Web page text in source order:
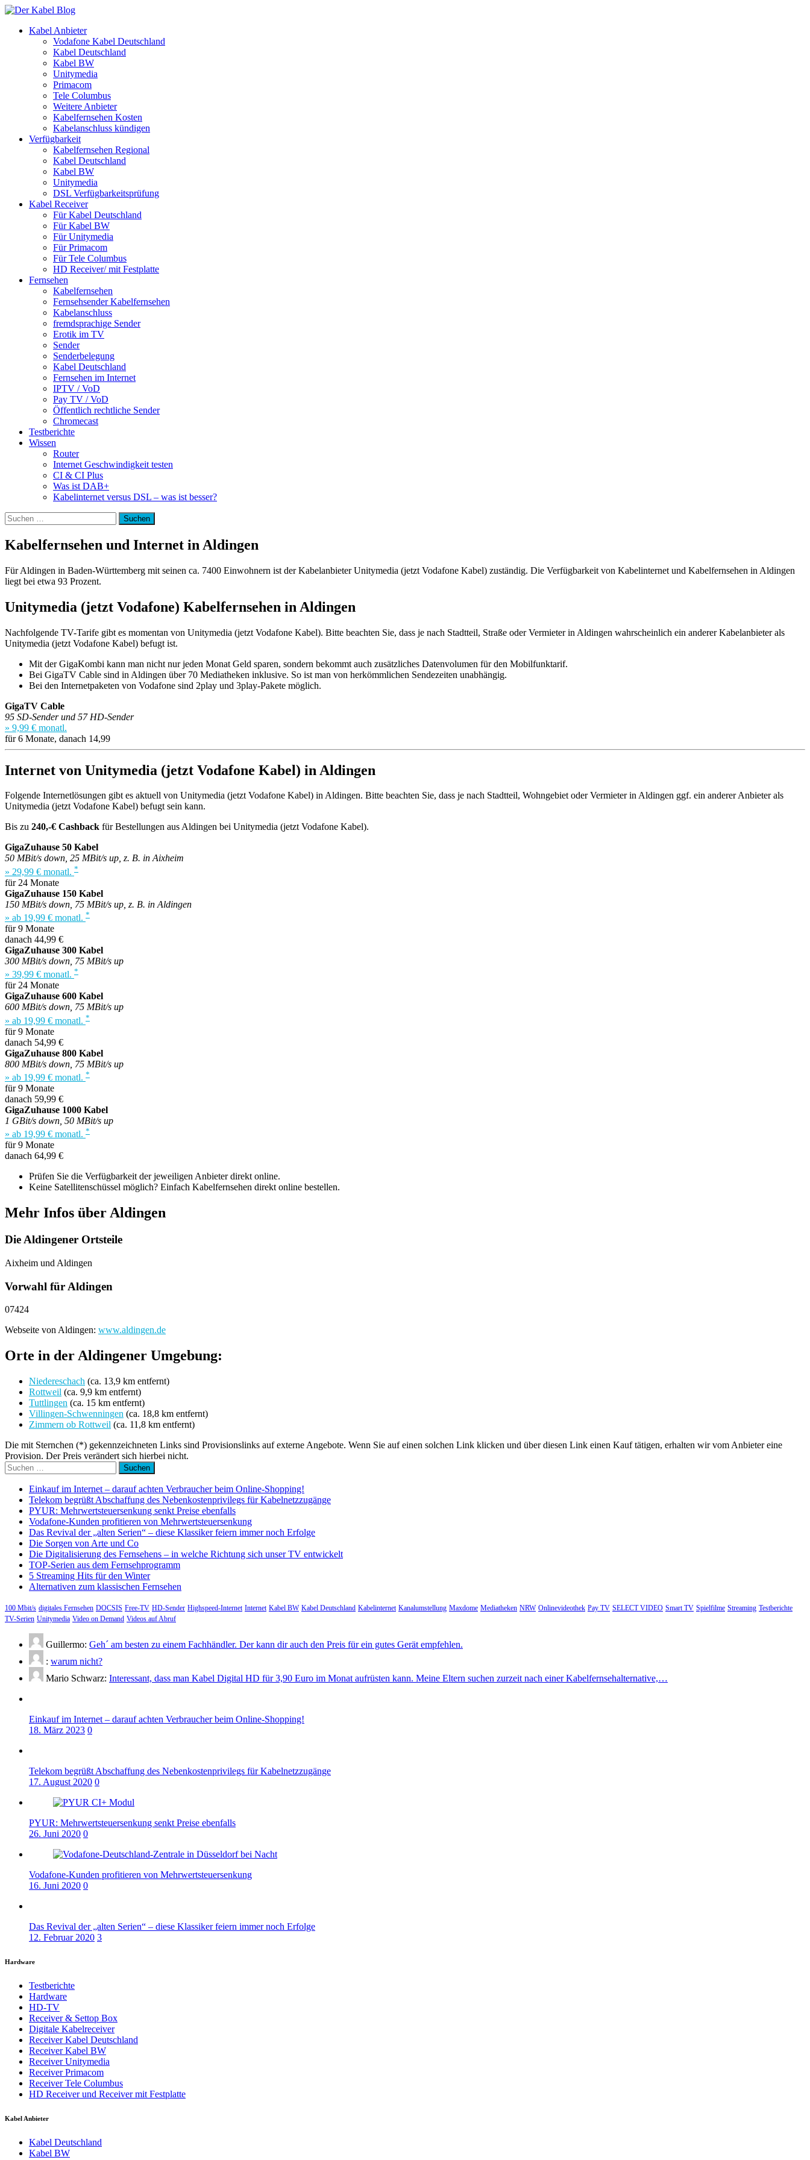
Kabel Anbieter
Vodafone Kabel Deutschland
Kabel Deutschland
Kabel BW
Unitymedia
Primacom
Tele Columbus
Weitere Anbieter
Kabelfernsehen Kosten
Kabelanschluss kündigen
Verfügbarkeit
Kabelfernsehen Regional
Kabel Deutschland
Kabel BW
Unitymedia
DSL Verfügbarkeitsprüfung
Kabel Receiver
Für Kabel Deutschland
Für Kabel BW
Für Unitymedia
Für Primacom
Für Tele Columbus
HD Receiver/ mit Festplatte
Fernsehen
Kabelfernsehen
Fernsehsender Kabelfernsehen
Kabelanschluss
fremdsprachige Sender
Erotik im TV
Sender
Senderbelegung
Kabel Deutschland
Fernsehen im Internet
IPTV / VoD
Pay TV / VoD
Öffentlich rechtliche Sender
Chromecast
Testberichte
Wissen
Router
Internet Geschwindigkeit testen
CI & CI Plus
Was ist DAB+
Kabelinternet versus DSL – was ist besser?
Suchen
nach:
Kabelfernsehen und Internet in Aldingen
Für Aldingen in Baden-Württemberg mit seinen ca. 7400 Einwohnern ist der Kabelanbieter Unitymedia (jetzt Vodafone Kabel) zuständig. Die Verfügbarkeit von Kabelinternet und Kabelfernsehen in Aldingen
liegt bei etwa 93 Prozent.
Unitymedia (jetzt Vodafone) Kabelfernsehen in Aldingen
Nachfolgende TV-Tarife gibt es momentan von Unitymedia (jetzt Vodafone Kabel). Bitte beachten Sie, dass je nach Stadtteil, Straße oder Vermieter in Aldingen wahrscheinlich ein anderer Kabelanbieter als
Unitymedia (jetzt Vodafone Kabel) befugt ist.
Mit der GigaKombi kann man nicht nur jeden Monat Geld sparen, sondern bekommt auch zusätzliches Datenvolumen für den Mobilfunktarif.
Bei GigaTV Cable sind in Aldingen über 70 Mediatheken inklusive. So ist man von herkömmlichen Sendezeiten unabhängig.
Bei den Internetpaketen von Vodafone sind 2play und 3play-Pakete möglich.
GigaTV Cable
95 SD-Sender und 57 HD-Sender
» 9,99 € monatl.
für 6 Monate, danach 14,99
Internet von Unitymedia (jetzt Vodafone Kabel) in Aldingen
Folgende Internetlösungen gibt es aktuell von Unitymedia (jetzt Vodafone Kabel) in Aldingen. Bitte beachten Sie, dass je nach Stadtteil, Wohngebiet oder Vermieter in Aldingen ggf. ein anderer Anbieter als
Unitymedia (jetzt Vodafone Kabel) befugt sein kann.
Bis zu 240,-€ Cashback für Bestellungen aus Aldingen bei Unitymedia (jetzt Vodafone Kabel).
GigaZuhause 50 Kabel
50 MBit/s down, 25 MBit/s up, z. B. in Aixheim
» 29,99 € monatl. *
für 24 Monate
GigaZuhause 150 Kabel
150 MBit/s down, 75 MBit/s up, z. B. in Aldingen
» ab 19,99 € monatl. *
für 9 Monate
danach 44,99 €
GigaZuhause 300 Kabel
300 MBit/s down, 75 MBit/s up
» 39,99 € monatl. *
für 24 Monate
GigaZuhause 600 Kabel
600 MBit/s down, 75 MBit/s up
» ab 19,99 € monatl. *
für 9 Monate
danach 54,99 €
GigaZuhause 800 Kabel
800 MBit/s down, 75 MBit/s up
» ab 19,99 € monatl. *
für 9 Monate
danach 59,99 €
GigaZuhause 1000 Kabel
1 GBit/s down, 50 MBit/s up
» ab 19,99 € monatl. *
für 9 Monate
danach 64,99 €
Prüfen Sie die Verfügbarkeit der jeweiligen Anbieter direkt online.
Keine Satellitenschüssel möglich? Einfach Kabelfernsehen direkt online bestellen.
Mehr Infos über Aldingen
Die Aldingener Ortsteile
Aixheim und Aldingen
Vorwahl für Aldingen
07424
Webseite von Aldingen: www.aldingen.de
Orte in der Aldingener Umgebung:
Niedereschach (ca. 13,9 km entfernt)
Rottweil (ca. 9,9 km entfernt)
Tuttlingen (ca. 15 km entfernt)
Villingen-Schwenningen (ca. 18,8 km entfernt)
Zimmern ob Rottweil (ca. 11,8 km entfernt)
Die mit Sternchen (*) gekennzeichneten Links sind Provisionslinks auf externe Angebote. Wenn Sie auf einen solchen Link klicken und über diesen Link einen Kauf tätigen, erhalten wir vom Anbieter eine
Provision. Der Preis verändert sich hierbei nicht.
Suchen
nach:
Einkauf im Internet – darauf achten Verbraucher beim Online-Shopping!
Telekom begrüßt Abschaffung des Nebenkostenprivilegs für Kabelnetzzugänge
PYUR: Mehrwertsteuersenkung senkt Preise ebenfalls
Vodafone-Kunden profitieren von Mehrwertsteuersenkung
Das Revival der „alten Serien“ – diese Klassiker feiern immer noch Erfolge
Die Sorgen von Arte und Co
Die Digitalisierung des Fernsehens – in welche Richtung sich unser TV entwickelt
TOP-Serien aus dem Fernsehprogramm
5 Streaming Hits für den Winter
Alternativen zum klassischen Fernsehen
100 Mbit/s digitales Fernsehen DOCSIS Free-TV HD-Sender Highspeed-Internet Internet Kabel BW Kabel Deutschland Kabelinternet Kanalumstellung Maxdome Mediatheken NRW Onlinevideothek Pay TV SELECT VIDEO Smart TV Spielfilme Streaming Testberichte
TV-Serien Unitymedia Video on Demand Videos auf Abruf
Guillermo: Geh´ am besten zu einem Fachhändler. Der kann dir auch den Preis für ein gutes Gerät empfehlen.
: warum nicht?
Mario Schwarz: Interessant, dass man Kabel Digital HD für 3,90 Euro im Monat aufrüsten kann. Meine Eltern suchen zurzeit nach einer Kabelfernsehalternative,…
Einkauf im Internet – darauf achten Verbraucher beim Online-Shopping!
18. März 2023 0
Telekom begrüßt Abschaffung des Nebenkostenprivilegs für Kabelnetzzugänge
17. August 2020 0
PYUR: Mehrwertsteuersenkung senkt Preise ebenfalls
26. Juni 2020 0
Vodafone-Kunden profitieren von Mehrwertsteuersenkung
16. Juni 2020 0
Das Revival der „alten Serien“ – diese Klassiker feiern immer noch Erfolge
12. Februar 2020 3
Hardware
Testberichte
Hardware
HD-TV
Receiver & Settop Box
Digitale Kabelreceiver
Receiver Kabel Deutschland
Receiver Kabel BW
Receiver Unitymedia
Receiver Primacom
Receiver Tele Columbus
HD Receiver und Receiver mit Festplatte
Kabel Anbieter
Kabel Deutschland
Kabel BW